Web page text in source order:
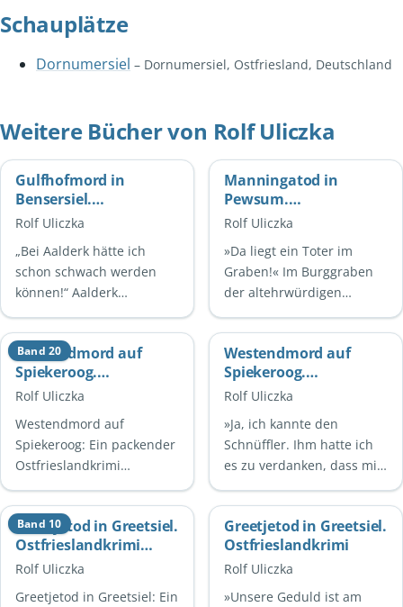
Schauplätze
Dornumersiel – Dornumersiel, Ostfriesland, Deutschland
Weitere Bücher von Rolf Uliczka
Gulfhofmord in
Bensersiel.
Ostfrieslandkrimi -
Nordseekrimi
Rolf Uliczka
„Bei Aalderk hätte ich
schon schwach werden
können!“ Aalderk
Bronsema hat in seinem
Leben viele Herzen
gebrochen. Nun liegt er
ermordet zu …
Manningatod in
Pewsum.
Ostfrieslandkrimi
Rolf Uliczka
»Da liegt ein Toter im
Graben!« Im Burggraben
der altehrwürdigen
Manningaburg in Pewsum
wird die Leiche eines
Mannes entdeckt. Es ist
Geerd …
Band 20
Westendmord auf
Spiekeroog.
Ostfrieslandkrimi (Die
Linnig und Nina
Jürgens ermitteln 20)
Rolf Uliczka
Westendmord auf
Spiekeroog: Ein packender
Ostfrieslandkrimi
Westendmord auf
Spiekeroog ist ein
spannender
Kriminalroman aus der
Reihe der …
Westendmord auf
Spiekeroog.
Ostfrieslandkrimi
Rolf Uliczka
»Ja, ich kannte den
Schnüffler. Ihm hatte ich
es zu verdanken, dass mir
meine Frau von der Fahne
gegangen ist!« Ein Mann
liegt erschossen …
Band 10
Greetjetod in Greetsiel.
Ostfrieslandkrimi
(Kommissarin Femke
Rolf Uliczka
Greetjetod in Greetsiel: Ein
Greetjetod in Greetsiel.
Ostfrieslandkrimi
Rolf Uliczka
»Unsere Geduld ist am